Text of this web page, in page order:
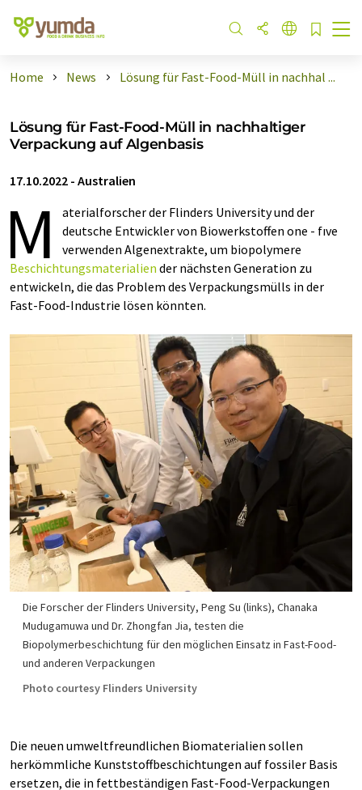
Home News Lösung für Fast-Food-Müll in nachhal ...
Lösung für Fast-Food-Müll in nachhaltiger
Verpackung auf Algenbasis
17.10.2022 - Australien
M
aterialforscher der Flinders University und der
deutsche Entwickler von Biowerkstoffen one - fıve
verwenden Algenextrakte, um biopolymere
Beschichtungsmaterialien der nächsten Generation zu
entwickeln, die das Problem des Verpackungsmülls in der
Fast-Food-Industrie lösen könnten.
Die Forscher der Flinders University, Peng Su (links), Chanaka
Mudugamuwa und Dr. Zhongfan Jia, testen die
Biopolymerbeschichtung für den möglichen Einsatz in Fast-Food-
und anderen Verpackungen
Photo courtesy Flinders University
Die neuen umweltfreundlichen Biomaterialien sollen
herkömmliche Kunststoffbeschichtungen auf fossiler Basis
ersetzen, die in fettbeständigen Fast-Food-Verpackungen